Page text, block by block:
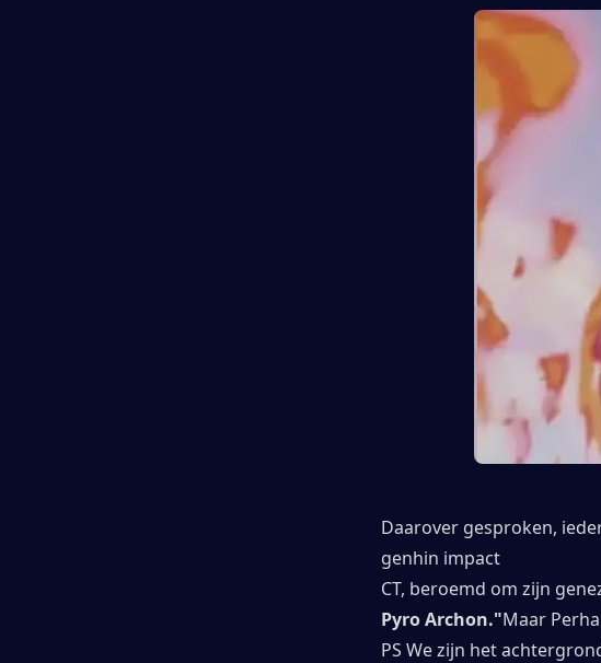
Daarover gesproken,
genhin impact
CT, beroemd om zijn
Pyro Archon."Maar Perha
PS We zijn het